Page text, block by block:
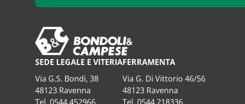
SEDE LEGALE E VITERIA
Via G.S. Bondi, 38
48123 Ravenna
FERRAMENTA
Via G. Di Vittorio 46/56
48123 Ravenna